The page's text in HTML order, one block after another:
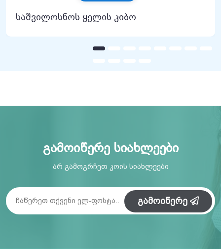
საშვილოსნოს ყელის კიბო
გამოიწერე სიახლეები
არ გამოგრჩეთ კოის სიახლეები
გამოიწერე